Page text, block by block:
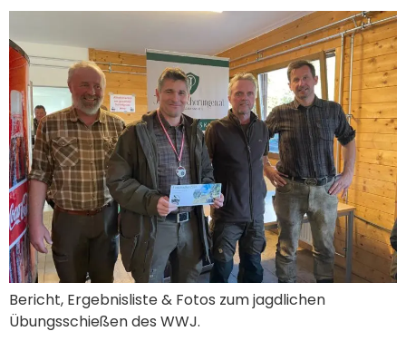
Bericht, Ergebnisliste & Fotos zum jagdlichen
Übungsschießen des WWJ.